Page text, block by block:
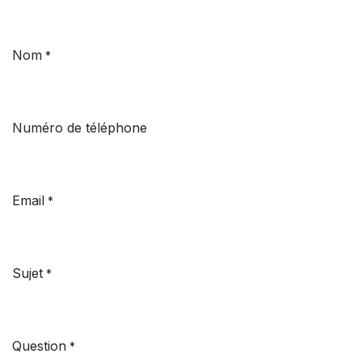
Nom *
Numéro de téléphone
Email *
Sujet *
Question *